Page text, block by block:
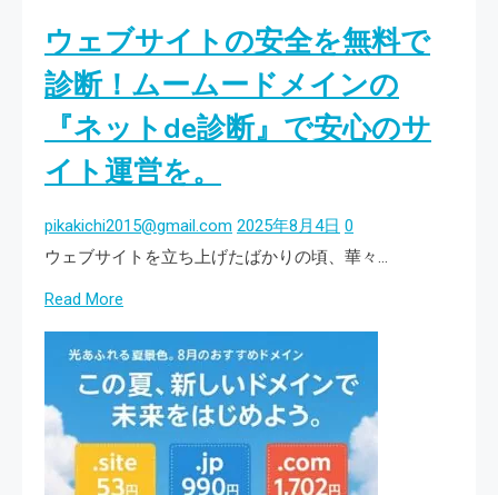
ー
ビ
ス
ド
イ
ン
メ
ル
で
効
率
化
ン
×GMO
コ
マ
ー
ス】
SNS
販
で
上
UP！
IT
導
ウェブサイトの安全を無料で
診断！ムームードメインの
『ネットde診断』で安心のサ
イト運営を。
pikakichi2015@gmail.com 2025年8月4日 0
ウェブサイトを立ち上げたばかりの頃、華々…
Read More
more
about
ウ
ェ
ブ
サ